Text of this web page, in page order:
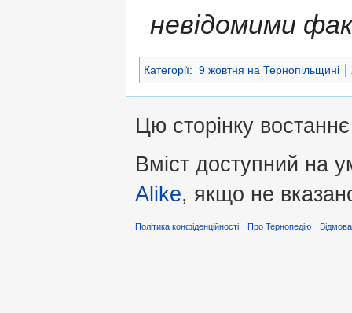
невідомими
Категорії: 9 жовтня на Тернопільщині
Цю сторінку
Вміст доступний на
Alike, якщо не
Політика конфіденційності Про Тернопедію